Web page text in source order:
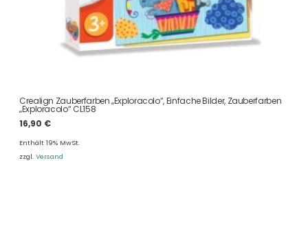
Crealign Zauberfarben „Exploracolo“, Einfache Bilder, Zauberfarben
„Exploracolo“ CL158
16,90 €
Enthält 19% MwSt.
zzgl. Versand